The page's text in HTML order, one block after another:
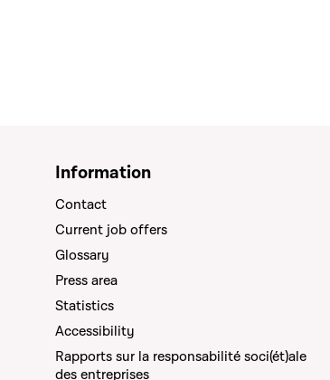
Information
Contact
Current job offers
Glossary
Press area
Statistics
Accessibility
Rapports sur la responsabilité soci(ét)ale
des entreprises